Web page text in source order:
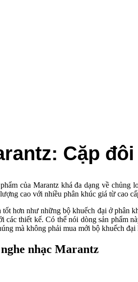
Cặp
của Marantz khá đa dạng về chủng
cao với nhiều phân khúc giá từ cao
hơn như những bộ khuếch đại ở phân
thiết kế. Có thể nói dòng sản phẩm
mà không phải mua mới bộ khuếch đại
nhạc Marantz